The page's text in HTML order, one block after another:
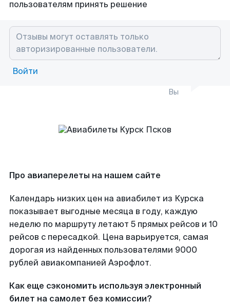
пользователям принять решение
Войти
Вы
Про авиаперелеты на нашем сайте
Календарь низких цен на авиабилет из Курска
показывает выгодные месяца в году, каждую
неделю по маршруту летают 5 прямых рейсов и 10
рейсов с пересадкой. Цена варьируется, самая
дорогая из найденных пользователями 9000
рублей авиакомпанией Аэрофлот.
Как еще сэкономить используя электронный
билет на самолет без комиссии?